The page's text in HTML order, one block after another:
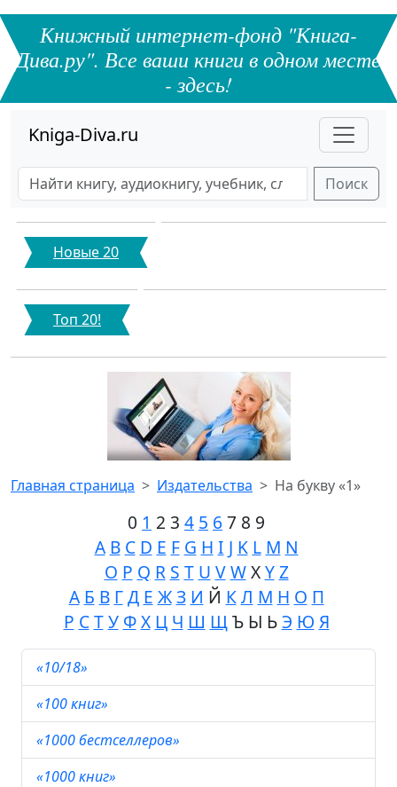
Книжный интернет-фонд "Книга-
Дива.ру". Все ваши книги в одном месте
- здесь!
Kniga-Diva.ru
Поиск
Новые 20
Топ 20!
Главная страница Издательства На букву «1»
0 1 2 3 4 5 6 7 8 9
A B C D E F G H I J K L M N
O P Q R S T U V WXY Z
А Б В Г Д Е Ж З И Й К Л М Н О П
Р С Т У Ф Х Ц Ч Ш ЩЪ Ы ЬЭ Ю Я
«10/18»
«100 книг»
«1000 бестселлеров»
«1000 книг»